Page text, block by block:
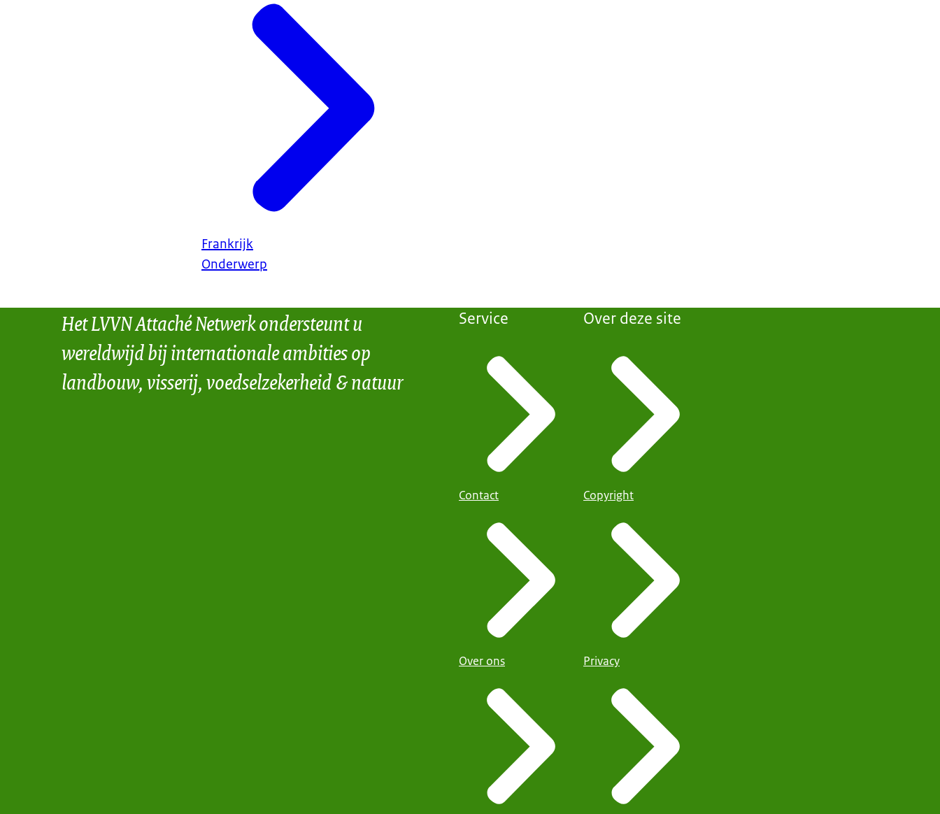
Frankrijk
Onderwerp
Het LVVN Attaché Netwerk ondersteunt u
wereldwijd bij internationale ambities op
landbouw, visserij, voedselzekerheid & natuur
Service
Contact
Over ons
Over deze site
Copyright
Privacy